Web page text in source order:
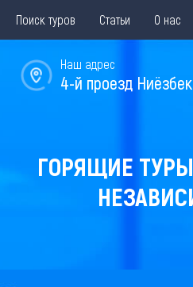
Поиск туров Статьи О нас
Наш адрес
4-й проезд
ГОРЯЩИЕ